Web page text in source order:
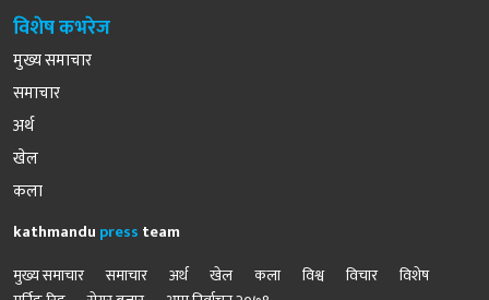
विशेष कभरेज
मुख्य समाचार
समाचार
अर्थ
खेल
कला
kathmandu press team
मुख्य समाचार
समाचार अर्थ खेल कला विश्व विचार
विशेष